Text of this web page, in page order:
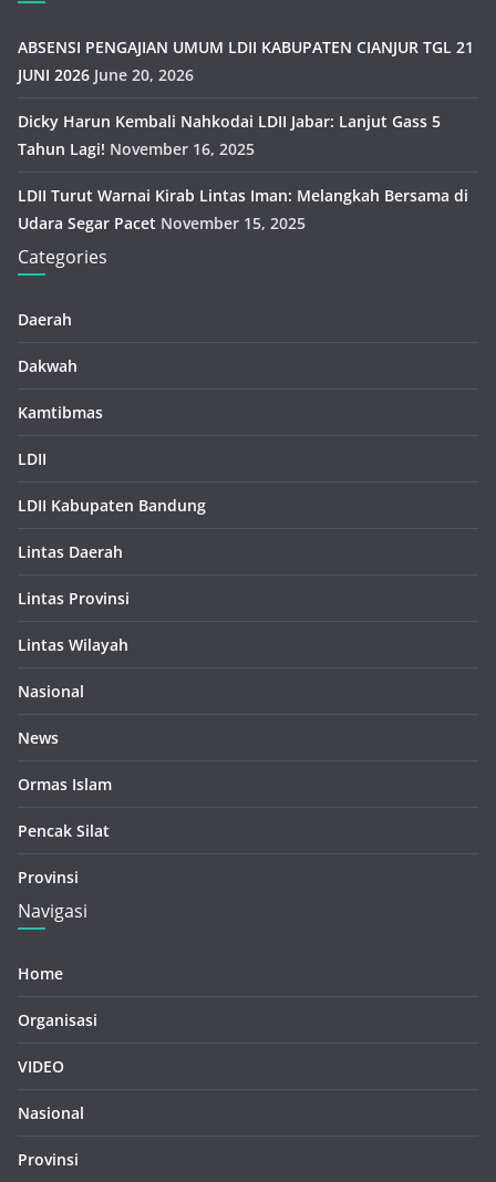
ABSENSI PENGAJIAN UMUM LDII KABUPATEN CIANJUR TGL 21
JUNI 2026 June 20, 2026
Dicky Harun Kembali Nahkodai LDII Jabar: Lanjut Gass 5
Tahun Lagi! November 16, 2025
LDII Turut Warnai Kirab Lintas Iman: Melangkah Bersama di
Udara Segar Pacet November 15, 2025
Categories
Daerah
Dakwah
Kamtibmas
LDII
LDII Kabupaten Bandung
Lintas Daerah
Lintas Provinsi
Lintas Wilayah
Nasional
News
Ormas Islam
Pencak Silat
Provinsi
Navigasi
Home
Organisasi
VIDEO
Nasional
Provinsi